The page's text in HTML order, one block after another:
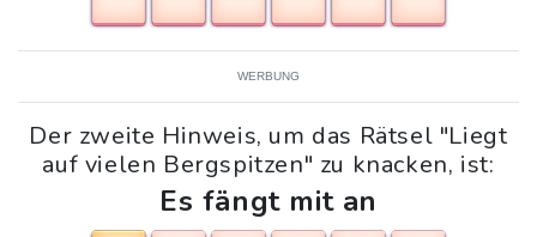
WERBUNG
Der zweite Hinweis, um das Rätsel "Liegt
auf vielen Bergspitzen" zu knacken, ist:
Es fängt mit an